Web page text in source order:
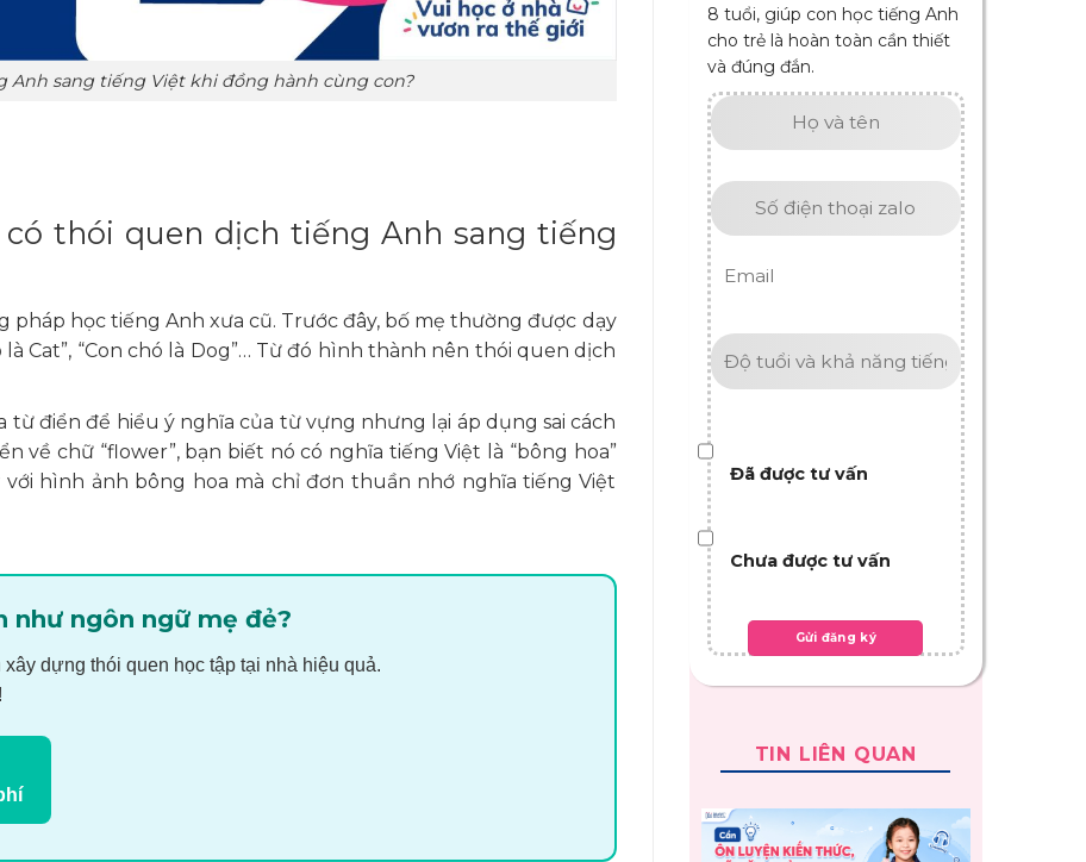
Anh sang tiếng Việt khi đồng hành cùng con?
có thói quen dịch tiếng Anh sang tiếng
học tiếng Anh xưa cũ. Trước đây, bố mẹ thường được dạy
Cat”, “Con chó là Dog”… Từ đó hình thành nên thói quen dịch
điển để hiểu ý nghĩa của từ vựng nhưng lại áp dụng sai cách
về chữ “flower”, bạn biết nó có nghĩa tiếng Việt là “bông hoa”
hình ảnh bông hoa mà chỉ đơn thuần nhớ nghĩa tiếng Việt
như ngôn ngữ mẹ đẻ?
dựng thói quen học tập tại nhà hiệu quả.
8 tuổi, giúp con học tiếng Anh
cho trẻ là hoàn toàn cần thiết
và đúng đắn.
Đã được tư vấn
Chưa được tư vấn
TIN LIÊN QUAN